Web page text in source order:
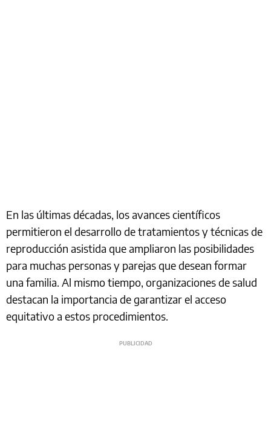
En las últimas décadas, los avances científicos
permitieron el desarrollo de tratamientos y técnicas de
reproducción asistida que ampliaron las posibilidades
para muchas personas y parejas que desean formar
una familia. Al mismo tiempo, organizaciones de salud
destacan la importancia de garantizar el acceso
equitativo a estos procedimientos.